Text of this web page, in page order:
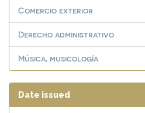
Comercio exterior
Derecho administrativo
Música, musicología
Date issued